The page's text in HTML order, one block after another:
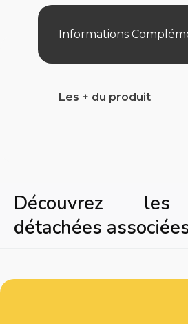
M2
Informations
Les + du produit
Découvrez les
détachées